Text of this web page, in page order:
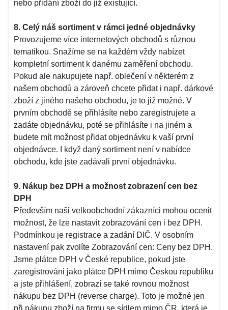
nebo přidání zboží do již existující.
8. Celý náš sortiment v rámci jedné objednávky
Provozujeme více internetových obchodů s různou
tematikou. Snažíme se na každém vždy nabízet
kompletní sortiment k danému zaměření obchodu.
Pokud ale nakupujete např. oblečení v některém z
našem obchodů a zároveň chcete přidat i např. dárkové
zboží z jiného našeho obchodu, je to již možné. V
prvním obchodě se přihlásíte nebo zaregistrujete a
zadáte objednávku, poté se přihlásíte i na jiném a
budete mít možnost přidat objednávku k vaší první
objednávce. I když daný sortiment není v nabídce
obchodu, kde jste zadávali první objednávku.
9. Nákup bez DPH a možnost zobrazení cen bez
DPH
Především naši velkoobchodní zákazníci mohou ocenit
možnost, že lze nastavit zobrazování cen i bez DPH.
Podmínkou je registrace a zadání DIČ. V osobním
nastavení pak zvolíte Zobrazování cen: Ceny bez DPH.
Jsme plátce DPH v České republice, pokud jste
zaregistrováni jako plátce DPH mimo Českou republiku
a jste přihlášení, zobrazí se také rovnou možnost
nákupu bez DPH (reverse charge). Toto je možné jen
při nákupu zboží na firmu se sídlem mimo ČR, která je